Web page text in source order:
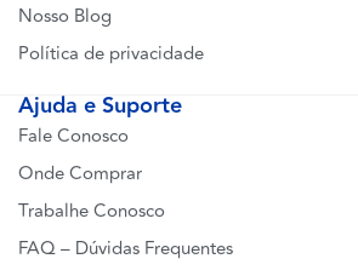
Nosso Blog
Política de privacidade
Ajuda e Suporte
Fale Conosco
Onde Comprar
Trabalhe Conosco
FAQ – Dúvidas Frequentes